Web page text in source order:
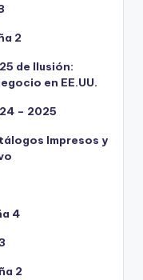
2
de Ilusión:
en EE.UU.
– 2025
Impresos y
4
2